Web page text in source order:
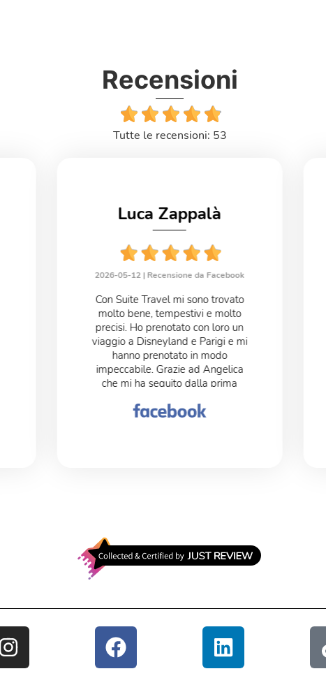
Recensioni
Tutte le recensioni: 53
Luca Zappalà
2026-05-12 |Recensione da Facebook
Con Suite Travel mi sono trovato
molto bene, tempestivi e molto
precisi. Ho prenotato con loro un
viaggio a Disneyland e Parigi e mi
hanno prenotato in modo
impeccabile. Grazie ad Angelica
che mi ha seguito dalla prima